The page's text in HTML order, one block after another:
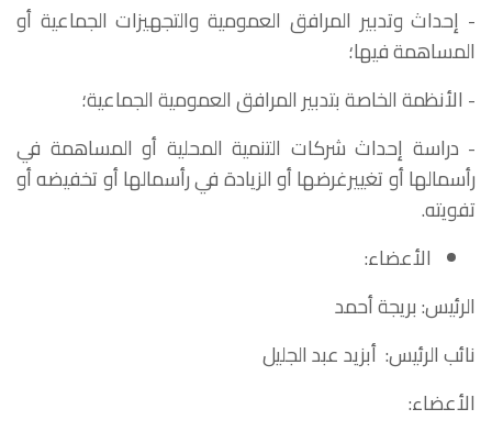
- إحداث وتدبير المرافق العمومية والتجهيزات الجماعية أو
المساهمة فيها؛
- الأنظمة الخاصة بتدبير المرافق العمومية الجماعية؛
- دراسة إحداث شركات التنمية المحلية أو المساهمة في
رأسمالها أو تغييرغرضها أو الزيادة في رأسمالها أو تخفيضه أو
تفويته.
الأعضاء:
الرئيس:بريجة أحمد
نائب الرئيس: أبزيد عبد الجليل
الأعضاء: